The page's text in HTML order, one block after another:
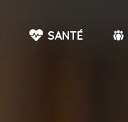
SANTÉ